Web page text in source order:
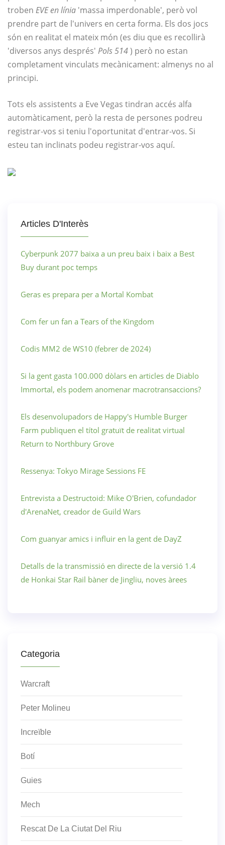
troben EVE en línia 'massa imperdonable', però vol
prendre part de l'univers en certa forma. Els dos jocs
són en realitat el mateix món (es diu que es recollirà
'diversos anys després' Pols 514) però no estan
completament vinculats mecànicament: almenys no al
principi.
Tots els assistents a Eve Vegas tindran accés alfa
automàticament, però la resta de persones podreu
registrar-vos si teniu l'oportunitat d'entrar-vos. Si
esteu tan inclinats podeu registrar-vos aquí.
Articles D'Interès
Cyberpunk 2077 baixa a un preu baix i baix a Best
Buy durant poc temps
Geras es prepara per a Mortal Kombat
Com fer un fan a Tears of the Kingdom
Codis MM2 de WS10 (febrer de 2024)
Si la gent gasta 100.000 dòlars en articles de Diablo
Immortal, els podem anomenar macrotransaccions?
Els desenvolupadors de Happy's Humble Burger
Farm publiquen el títol gratuït de realitat virtual
Return to Northbury Grove
Ressenya: Tokyo Mirage Sessions FE
Entrevista a Destructoid: Mike O'Brien, cofundador
d'ArenaNet, creador de Guild Wars
Com guanyar amics i influir en la gent de DayZ
Detalls de la transmissió en directe de la versió 1.4
de Honkai Star Rail bàner de Jingliu, noves àrees
Categoria
Warcraft
Peter Molineu
Increïble
Botí
Guies
Mech
Rescat De La Ciutat Del Riu